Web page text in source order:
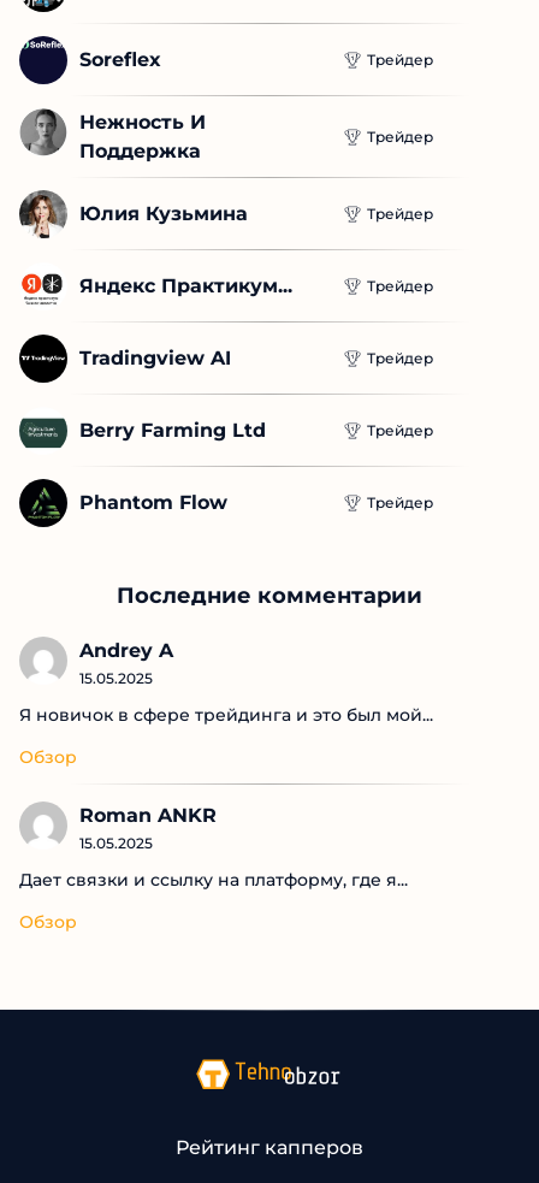
Soreflex Трейдер
Нежность И
Поддержка
Трейдер
Юлия Кузьмина Трейдер
Яндекс Практикум... Трейдер
Tradingview AI Трейдер
Berry Farming Ltd Трейдер
Phantom Flow Трейдер
Последние комментарии
Andrey A
15.05.2025
Я новичок в сфере трейдинга и это был мой...
Обзор
Roman ANKR
15.05.2025
Дает связки и ссылку на платформу, где я...
Обзор
Рейтинг капперов